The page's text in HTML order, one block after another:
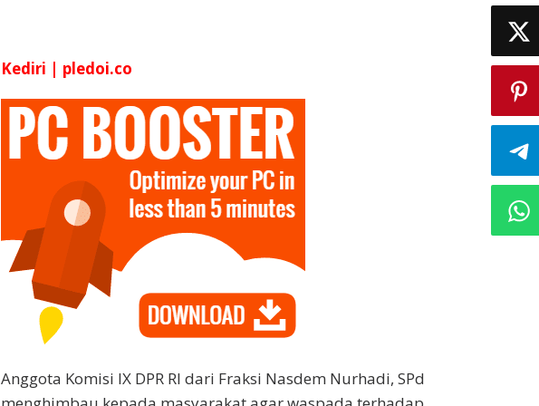
Kediri | pledoi.co
Anggota Komisi IX DPR RI dari Fraksi Nasdem Nurhadi, SPd